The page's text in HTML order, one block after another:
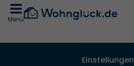
Menü
Einstellungen